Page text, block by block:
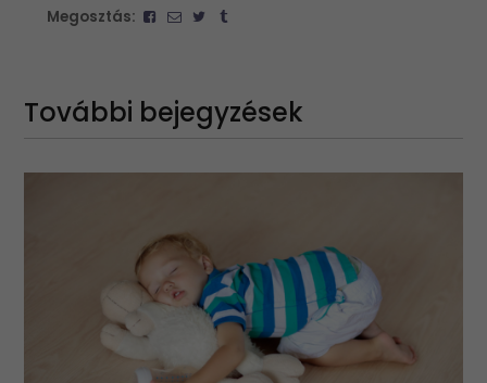
Megosztás:
További bejegyzések